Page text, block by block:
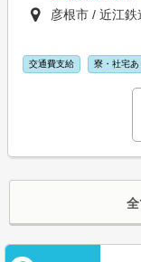
彦根市 / 近江
交通費支給 寮・社宅あ